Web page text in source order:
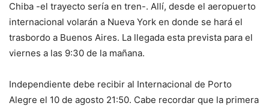
Chiba -el trayecto sería en tren-. Allí, desde el aeropuerto
internacional volarán a Nueva York en donde se hará el
trasbordo a Buenos Aires. La llegada esta prevista para el
viernes a las 9:30 de la mañana.
Independiente debe recibir al Internacional de Porto
Alegre el 10 de agosto 21:50. Cabe recordar que la primera